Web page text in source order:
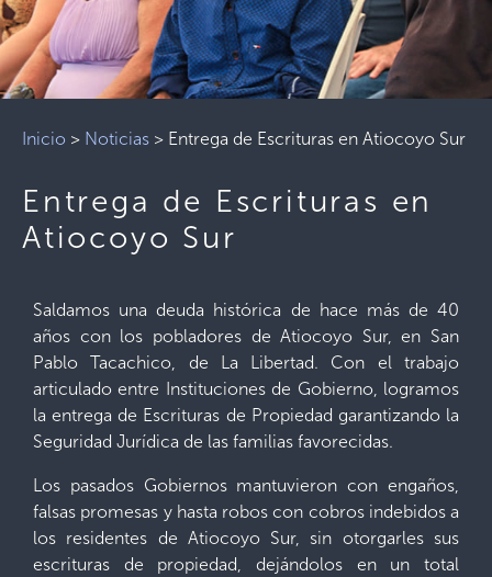
Inicio > Noticias > Entrega de Escrituras en Atiocoyo Sur
Entrega de Escrituras en
Atiocoyo Sur
Saldamos una deuda histórica de hace más de 40
años con los pobladores de Atiocoyo Sur, en San
Pablo Tacachico, de La Libertad. Con el trabajo
articulado entre Instituciones de Gobierno, logramos
la entrega de Escrituras de Propiedad garantizando la
Seguridad Jurídica de las familias favorecidas.
Los pasados Gobiernos mantuvieron con engaños,
falsas promesas y hasta robos con cobros indebidos a
los residentes de Atiocoyo Sur, sin otorgarles sus
escrituras de propiedad, dejándolos en un total